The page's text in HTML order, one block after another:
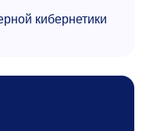
кибернетики